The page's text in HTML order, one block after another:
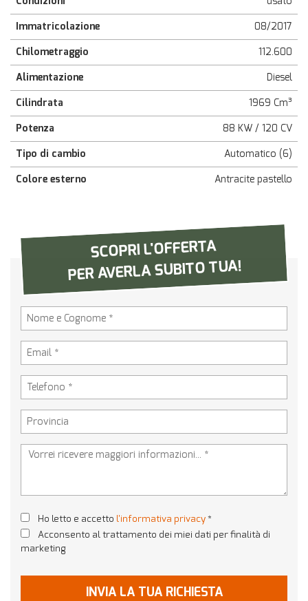
Immatricolazione
08/2017
Chilometraggio
112.600
Alimentazione
Diesel
Cilindrata
1969 Cm³
Potenza
88 KW / 120 CV
Tipo di cambio
Automatico (6)
Colore esterno
Antracite pastello
SCOPRI L'OFFERTA
PER AVERLA SUBITO TUA!
Ho letto e accetto l'informativa privacy*
Acconsento al trattamento dei miei dati per finalità di
marketing
INVIA LA TUA RICHIESTA
questi
strumenti
di
tracciamento
si
rimanda
alla
cookie
policy.
rivedere
e
modificare
qualsiasi
momento.
Cookie delle preferenze
Cookie per il miglioramento dell'esperienza utente
Cookie di marketing